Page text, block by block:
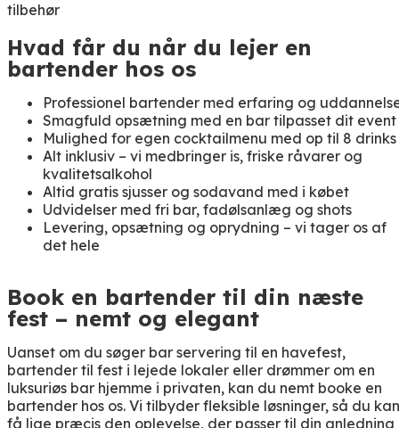
Hvad får du når du lejer en
bartender hos os
Professionel bartender med erfaring og
Smagfuld opsætning med en bar tilpasset dit event
Mulighed for egen cocktailmenu med op til 8 drinks
Alt inklusiv – vi medbringer is, friske råvarer og
kvalitetsalkohol
Altid gratis sjusser og sodavand med i købet
Udvidelser med fri bar, fadølsanlæg og shots
Levering, opsætning og oprydning – vi tager os af
det hele
Book en bartender til din næste
fest – nemt og elegant
Uanset om du søger bar servering til en havefest,
bartender til fest i lejede lokaler eller drømmer om en
luksuriøs bar hjemme i privaten, kan du nemt booke en
bartender hos os. Vi tilbyder fleksible løsninger, så du kan
få lige præcis den oplevelse, der passer til din anledning